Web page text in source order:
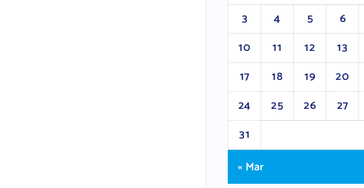
3
4 5 6
10
11 12 13
17
18 19 20
24
25 26 27
31
« Mar